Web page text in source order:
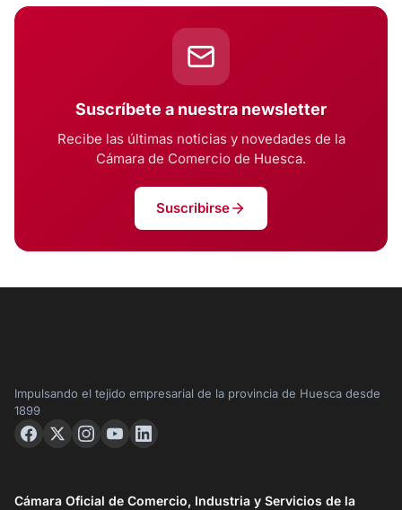
Suscríbete a nuestra newsletter
Recibe las últimas noticias y novedades de la
Cámara de Comercio de Huesca.
Suscribirse
Impulsando el tejido empresarial de la provincia de Huesca desde
1899
Cámara Oficial de Comercio, Industria y Servicios de la